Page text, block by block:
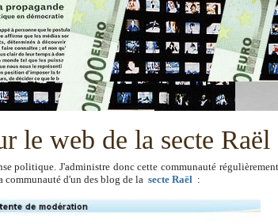
le web de la secte Raël
politique. J'administre donc cette communauté
communauté d'un des blog de la secte Raël :